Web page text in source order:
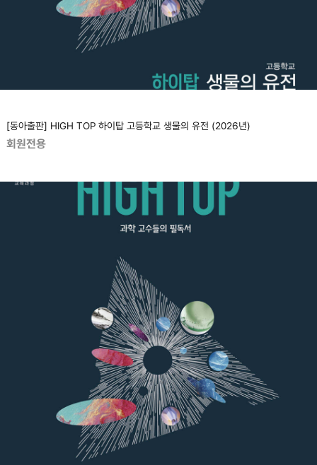
[동아출판] HIGH TOP 하이탑 고등학교 생물의 유전 (2026년)
회원전용